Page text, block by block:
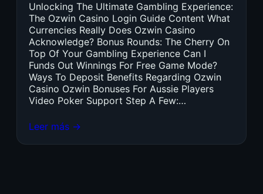
Unlocking The Ultimate Gambling Experience:
The Ozwin Casino Login Guide Content What
Currencies Really Does Ozwin Casino
Acknowledge? Bonus Rounds: The Cherry On
Top Of Your Gambling Experience Can I
Funds Out Winnings For Free Game Mode?
Ways To Deposit Benefits Regarding Ozwin
Casino Ozwin Bonuses For Aussie Players
Video Poker Support Step A Few:…
Leer más →